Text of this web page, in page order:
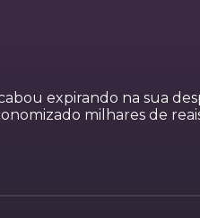
expirando na sua
milhares de